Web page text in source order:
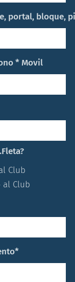
portal, bloque,
* Movil
Club
al Club